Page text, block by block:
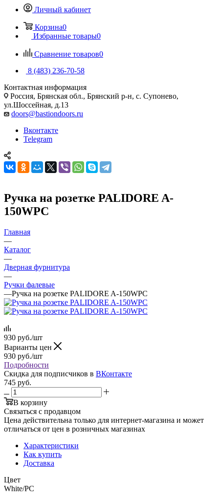
Личный кабинет
Корзина0
Избранные товары0
Сравнение товаров0
8 (483) 236-70-58
Контактная информация
Россия, Брянская обл., Брянский р-н, с. Супонево,
ул.Шоссейная, д.13
doors@bastiondoors.ru
Вконтакте
Telegram
Ручка на розетке PALIDORE A-
150WPC
Главная
—
Каталог
—
Дверная фурнитура
—
Ручки фалевые
—Ручка на розетке PALIDORE A-150WPC
930 руб./шт
Варианты цен
930 руб./шт
Подробности
Скидка для подписчиков в ВКонтакте
745 руб.
В корзину
Связаться с продавцом
Цена действительна только для интернет-магазина и может
отличаться от цен в розничных магазинах
Характеристики
Как купить
Доставка
Цвет
White/PC